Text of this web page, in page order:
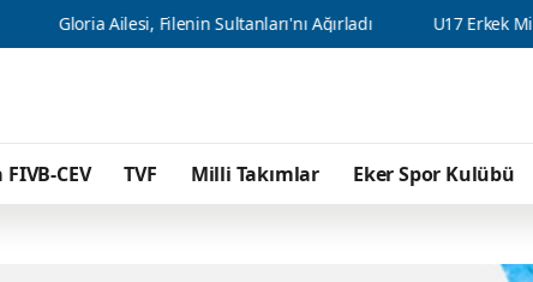
Sultanları'nı Ağırladı U17 Erkek Milli Takımımız,
CEV TVF Milli Takımlar Eker Spor Kulübü